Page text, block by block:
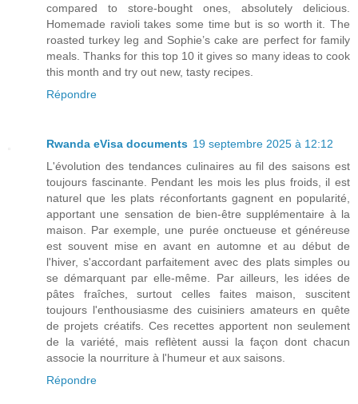
compared to store-bought ones, absolutely delicious.
Homemade ravioli takes some time but is so worth it. The
roasted turkey leg and Sophie’s cake are perfect for family
meals. Thanks for this top 10 it gives so many ideas to cook
this month and try out new, tasty recipes.
Répondre
Rwanda eVisa documents 19 septembre 2025 à 12:12
L'évolution des tendances culinaires au fil des saisons est
toujours fascinante. Pendant les mois les plus froids, il est
naturel que les plats réconfortants gagnent en popularité,
apportant une sensation de bien-être supplémentaire à la
maison. Par exemple, une purée onctueuse et généreuse
est souvent mise en avant en automne et au début de
l'hiver, s'accordant parfaitement avec des plats simples ou
se démarquant par elle-même. Par ailleurs, les idées de
pâtes fraîches, surtout celles faites maison, suscitent
toujours l'enthousiasme des cuisiniers amateurs en quête
de projets créatifs. Ces recettes apportent non seulement
de la variété, mais reflètent aussi la façon dont chacun
associe la nourriture à l'humeur et aux saisons.
Répondre